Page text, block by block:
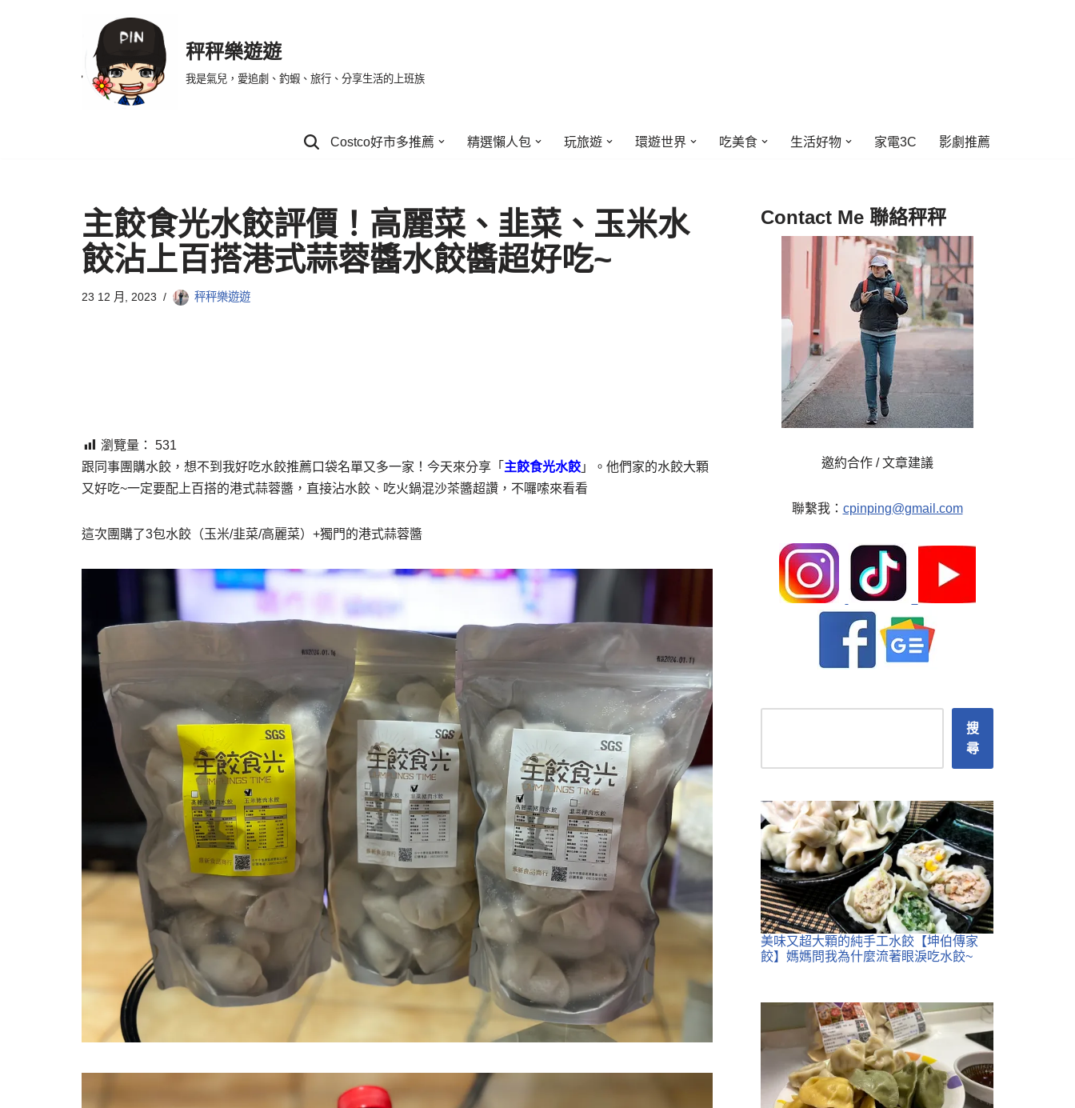
秤秤樂遊遊
我是氣兒，愛追劇、釣蝦、旅行、分享生活的上班族
Costco好市多推薦 精選懶人包 玩旅遊 環遊世界 吃美食 生活好物 家電3C 影劇推薦
主餃食光水餃評價！高麗菜、韭菜、玉米水
餃沾上百搭港式蒜蓉醬水餃醬超好吃~
23 12 月, 2023 秤秤樂遊遊
瀏覽量：
531
跟同事團購水餃，想不到我好吃水餃推薦口袋名單又多一家！今天來分享「 主餃食光水餃 」。他們家的水餃大顆
又好吃~一定要配上百搭的港式蒜蓉醬，直接沾水餃、吃火鍋混沙茶醬超讚，不囉嗦來看看
這次團購了3包水餃（玉米/韭菜/高麗菜）+獨門的港式蒜蓉醬
Contact Me 聯絡秤秤
邀約合作 / 文章建議
聯繫我： cpinping@gmail.com
搜
尋
美味又超大顆的純手工水餃【坤伯傳家
餃】媽媽問我為什麼流著眼淚吃水餃~